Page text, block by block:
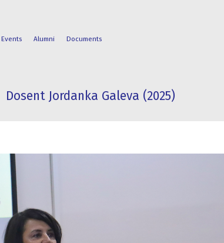
Events Alumni Documents
Dosent Jordanka Galeva (2025)